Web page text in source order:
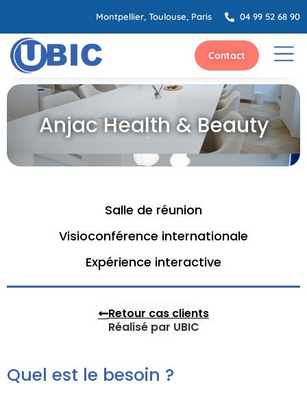
Montpellier, Toulouse, Paris 04 99 52 68 90
Contact
Anjac Health & Beauty
Salle de réunion
Visioconférence internationale
Expérience interactive
Retour cas clients
Réalisé par UBIC
Quel est le besoin ?